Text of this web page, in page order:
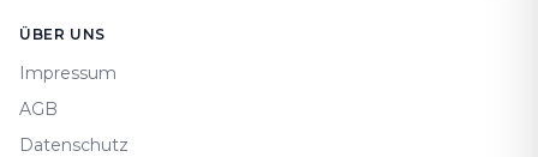
ÜBER UNS
Impressum
AGB
Datenschutz